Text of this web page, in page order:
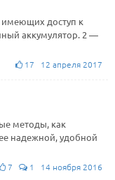
доступ к
аккумулятор. 2 —
17 12 апреля 2017
методы, как
надежной, удобной
7 1 14 ноября 2016